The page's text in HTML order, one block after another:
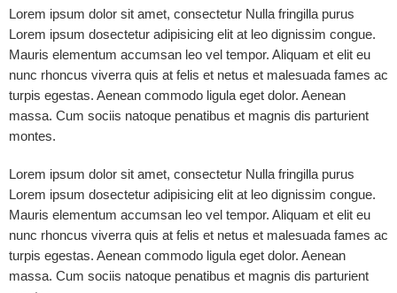
Lorem ipsum dolor sit amet, consectetur Nulla fringilla purus
Lorem ipsum dosectetur adipisicing elit at leo dignissim congue.
Mauris elementum accumsan leo vel tempor. Aliquam et elit eu
nunc rhoncus viverra quis at felis et netus et malesuada fames ac
turpis egestas. Aenean commodo ligula eget dolor. Aenean
massa. Cum sociis natoque penatibus et magnis dis parturient
montes.
Lorem ipsum dolor sit amet, consectetur Nulla fringilla purus
Lorem ipsum dosectetur adipisicing elit at leo dignissim congue.
Mauris elementum accumsan leo vel tempor. Aliquam et elit eu
nunc rhoncus viverra quis at felis et netus et malesuada fames ac
turpis egestas. Aenean commodo ligula eget dolor. Aenean
massa. Cum sociis natoque penatibus et magnis dis parturient